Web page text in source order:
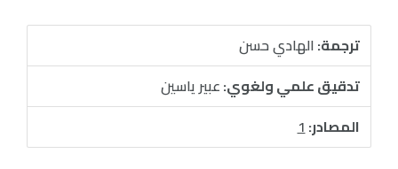
ترجمة:الهادي حسن
تدقيق علمي ولغوي:عبير ياسين
المصادر:1